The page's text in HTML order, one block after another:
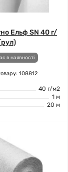
Ельф SN 40 г/
в наявності
108812
40 г/м2
1 м
20 м